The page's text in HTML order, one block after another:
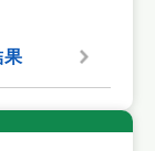
果